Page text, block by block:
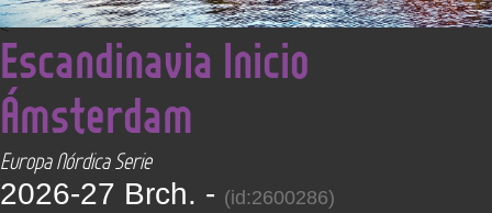
ABOUT US
CONTACT
<
Escandinavia Inicio
Ámsterdam
Europa Nórdica Serie
2026-27 Brch. - (id:2600286)